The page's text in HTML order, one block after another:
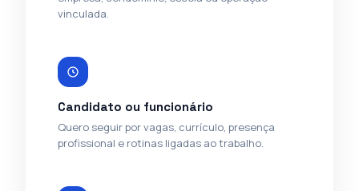
vinculada.
Candidato ou funcionário
Quero seguir por vagas, currículo, presença
profissional e rotinas ligadas ao trabalho.